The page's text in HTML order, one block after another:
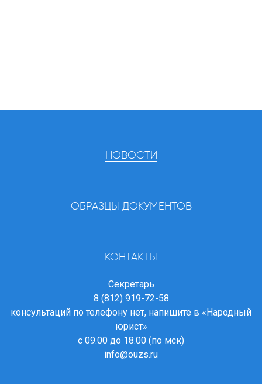
НОВОСТИ
ОБРАЗЦЫ ДОКУМЕНТОВ
КОНТАКТЫ
Секретарь
8 (812) 919-72-58
консультаций по телефону нет, напишите в «Народный
юрист»
с 09.00 до 18.00 (по мск)
info@ouzs.ru